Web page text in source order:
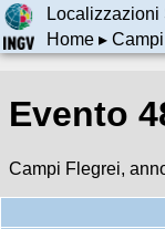
Localizzazioni
Home▸
Evento
Campi Flegrei,